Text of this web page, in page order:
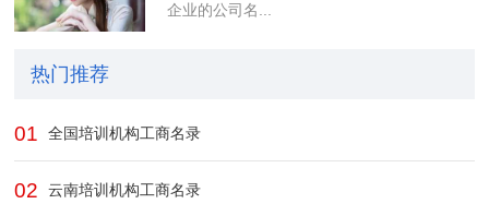
企业的公司名...
热门推荐
01 全国培训机构工商名录
02 云南培训机构工商名录